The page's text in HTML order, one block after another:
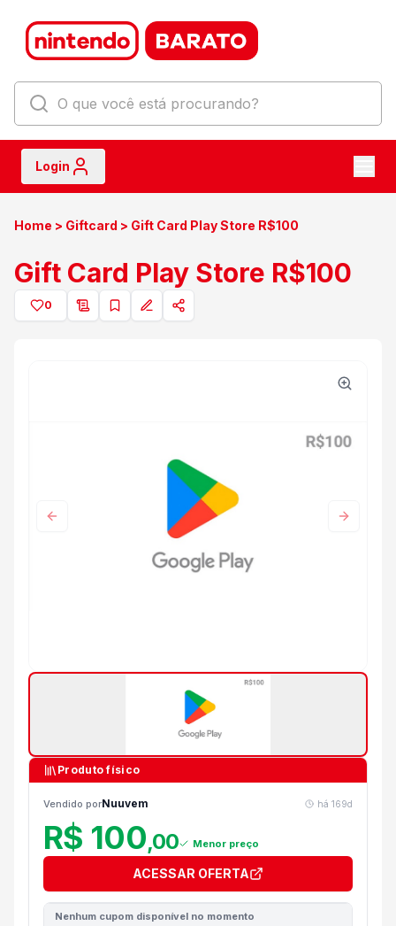
Login
Home > Giftcard > Gift Card Play Store R$100
Gift Card Play Store R$100
0
Anterior Próximo
Produto físico
Vendido porNuuvem há 169d
R$ 100,00 Menor preço
ACESSAR OFERTA
Nenhum cupom disponível no momento